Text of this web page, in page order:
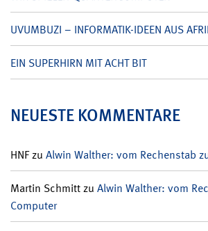
UVUMBUZI – INFORMATIK-IDEEN AUS
EIN SUPERHIRN MIT ACHT BIT
NEUESTE KOMMENTARE
HNFzu Alwin Walther: vom Rechenstab
Martin Schmittzu Alwin Walther: vom
Computer